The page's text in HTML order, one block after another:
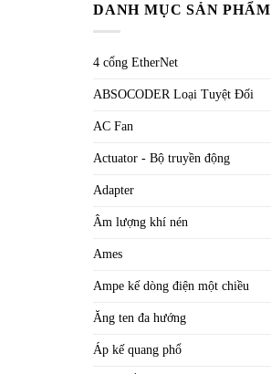
DANH MỤC SẢN PHẨM
4 cổng EtherNet
ABSOCODER Loại Tuyệt Đối
AC Fan
Actuator - Bộ truyền động
Adapter
Âm lượng khí nén
Ames
Ampe kế dòng điện một chiều
Ăng ten đa hướng
Áp kế quang phổ